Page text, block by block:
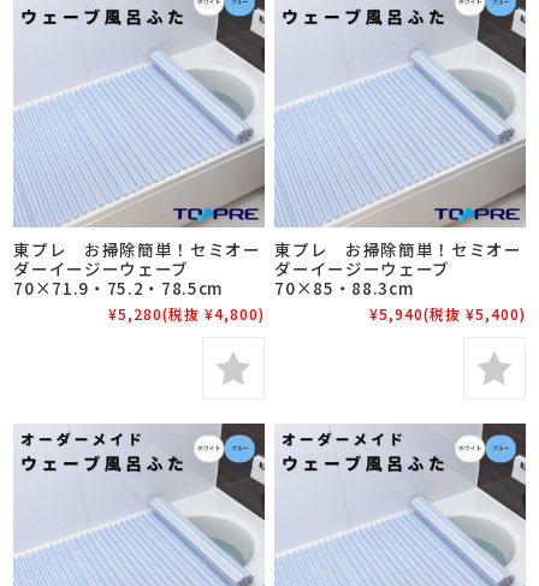
東プレ お掃除簡単！セミオー
ダーイージーウェーブ
70×71.9・75.2・78.5cm
¥5,280(税抜 ¥4,800)
東プレ お掃除簡単！セミオー
ダーイージーウェーブ
70×85・88.3cm
¥5,940(税抜 ¥5,400)